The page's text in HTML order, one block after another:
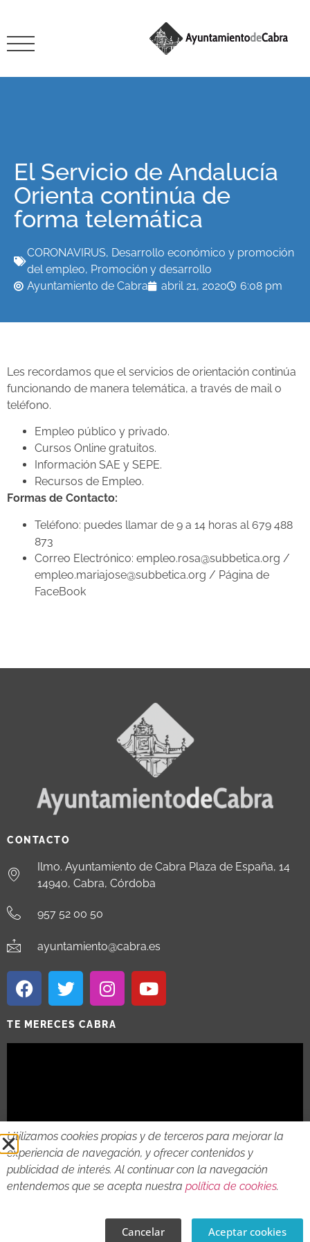
El Servicio de Andalucía
Orienta continúa de
forma telemática
CORONAVIRUS, Desarrollo económico y promoción
del empleo, Promoción y desarrollo
Ayuntamiento de Cabra
abril 21, 2020 6:08 pm
Les recordamos que el servicios de orientación continúa
funcionando de manera telemática, a través de mail o
teléfono.
Empleo público y privado.
Cursos Online gratuitos.
Información SAE y SEPE.
Recursos de Empleo.
Formas de Contacto:
Teléfono: puedes llamar de 9 a 14 horas al 679 488
873
Correo Electrónico: empleo.rosa@subbetica.org /
empleo.mariajose@subbetica.org / Página de
FaceBook
CONTACTO
Ilmo. Ayuntamiento de Cabra Plaza de España, 14
14940, Cabra, Córdoba
957 52 00 50
ayuntamiento@cabra.es
TE MERECES CABRA
2018 - 2026 © AYTO DE CABRA AVISO LEGAL
Utilizamos cookies propias y de terceros para mejorar la
experiencia de navegación, y ofrecer contenidos y
publicidad de interés. Al continuar con la navegación
entendemos que se acepta nuestra política de cookies.
Cancelar Aceptar cookies